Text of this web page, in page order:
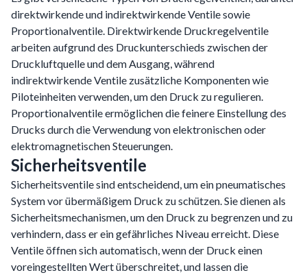
direktwirkende und indirektwirkende Ventile sowie
Proportionalventile. Direktwirkende Druckregelventile
arbeiten aufgrund des Druckunterschieds zwischen der
Druckluftquelle und dem Ausgang, während
indirektwirkende Ventile zusätzliche Komponenten wie
Piloteinheiten verwenden, um den Druck zu regulieren.
Proportionalventile ermöglichen die feinere Einstellung des
Drucks durch die Verwendung von elektronischen oder
elektromagnetischen Steuerungen.
Sicherheitsventile
Sicherheitsventile sind entscheidend, um ein pneumatisches
System vor übermäßigem Druck zu schützen. Sie dienen als
Sicherheitsmechanismen, um den Druck zu begrenzen und zu
verhindern, dass er ein gefährliches Niveau erreicht. Diese
Ventile öffnen sich automatisch, wenn der Druck einen
voreingestellten Wert überschreitet, und lassen die